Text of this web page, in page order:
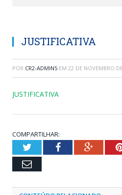
JUSTIFICATIVA
POR CR2-ADMIN5 EM 22 DE NOVEMBRO
JUSTIFICATIVA
COMPARTILHAR:
TwitterFacebook
Email